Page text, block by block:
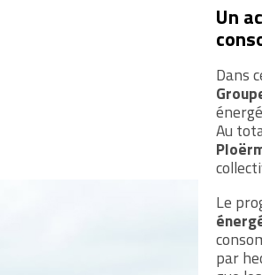
Un
Dans
Au
Le
par